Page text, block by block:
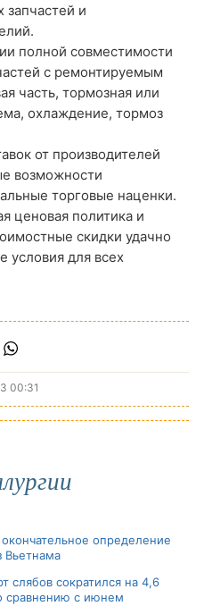
запчастей и
полной совместимости
с ремонтируемым
часть, тормозная или
охлаждение, тормоз
от производителей
возможности
торговые наценки.
ценовая политика и
скидки удачно
условия для всех
00:31
определение
Вьетнама
слябов сократился на 4,6
сравнению с июнем